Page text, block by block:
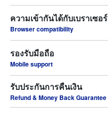
ความเข้ากันได้กับเบราเซอร์
Browser compatibility
รองรับมือถือ
Mobile support
รับประกันการคืนเงิน
Refund & Money Back Guarantee